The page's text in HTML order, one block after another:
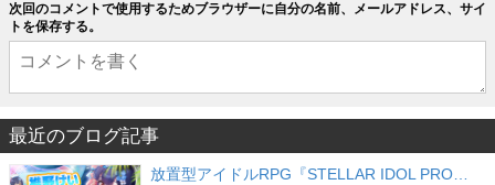
次回のコメントで使用するためブラウザーに自分の名前、メールアドレス、サイ
トを保存する。
最近のブログ記事
放置型アイドルRPG『STELLAR IDOL PRO…